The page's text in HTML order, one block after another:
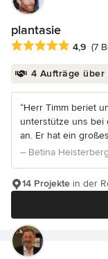
plantasie
Durchschnittliche
4,9 (7
4 Aufträge über
“Herr Timm beriet
unterstütze uns bei
an. Er hat ein
– Betina Heisterberg
14 Projekte in der